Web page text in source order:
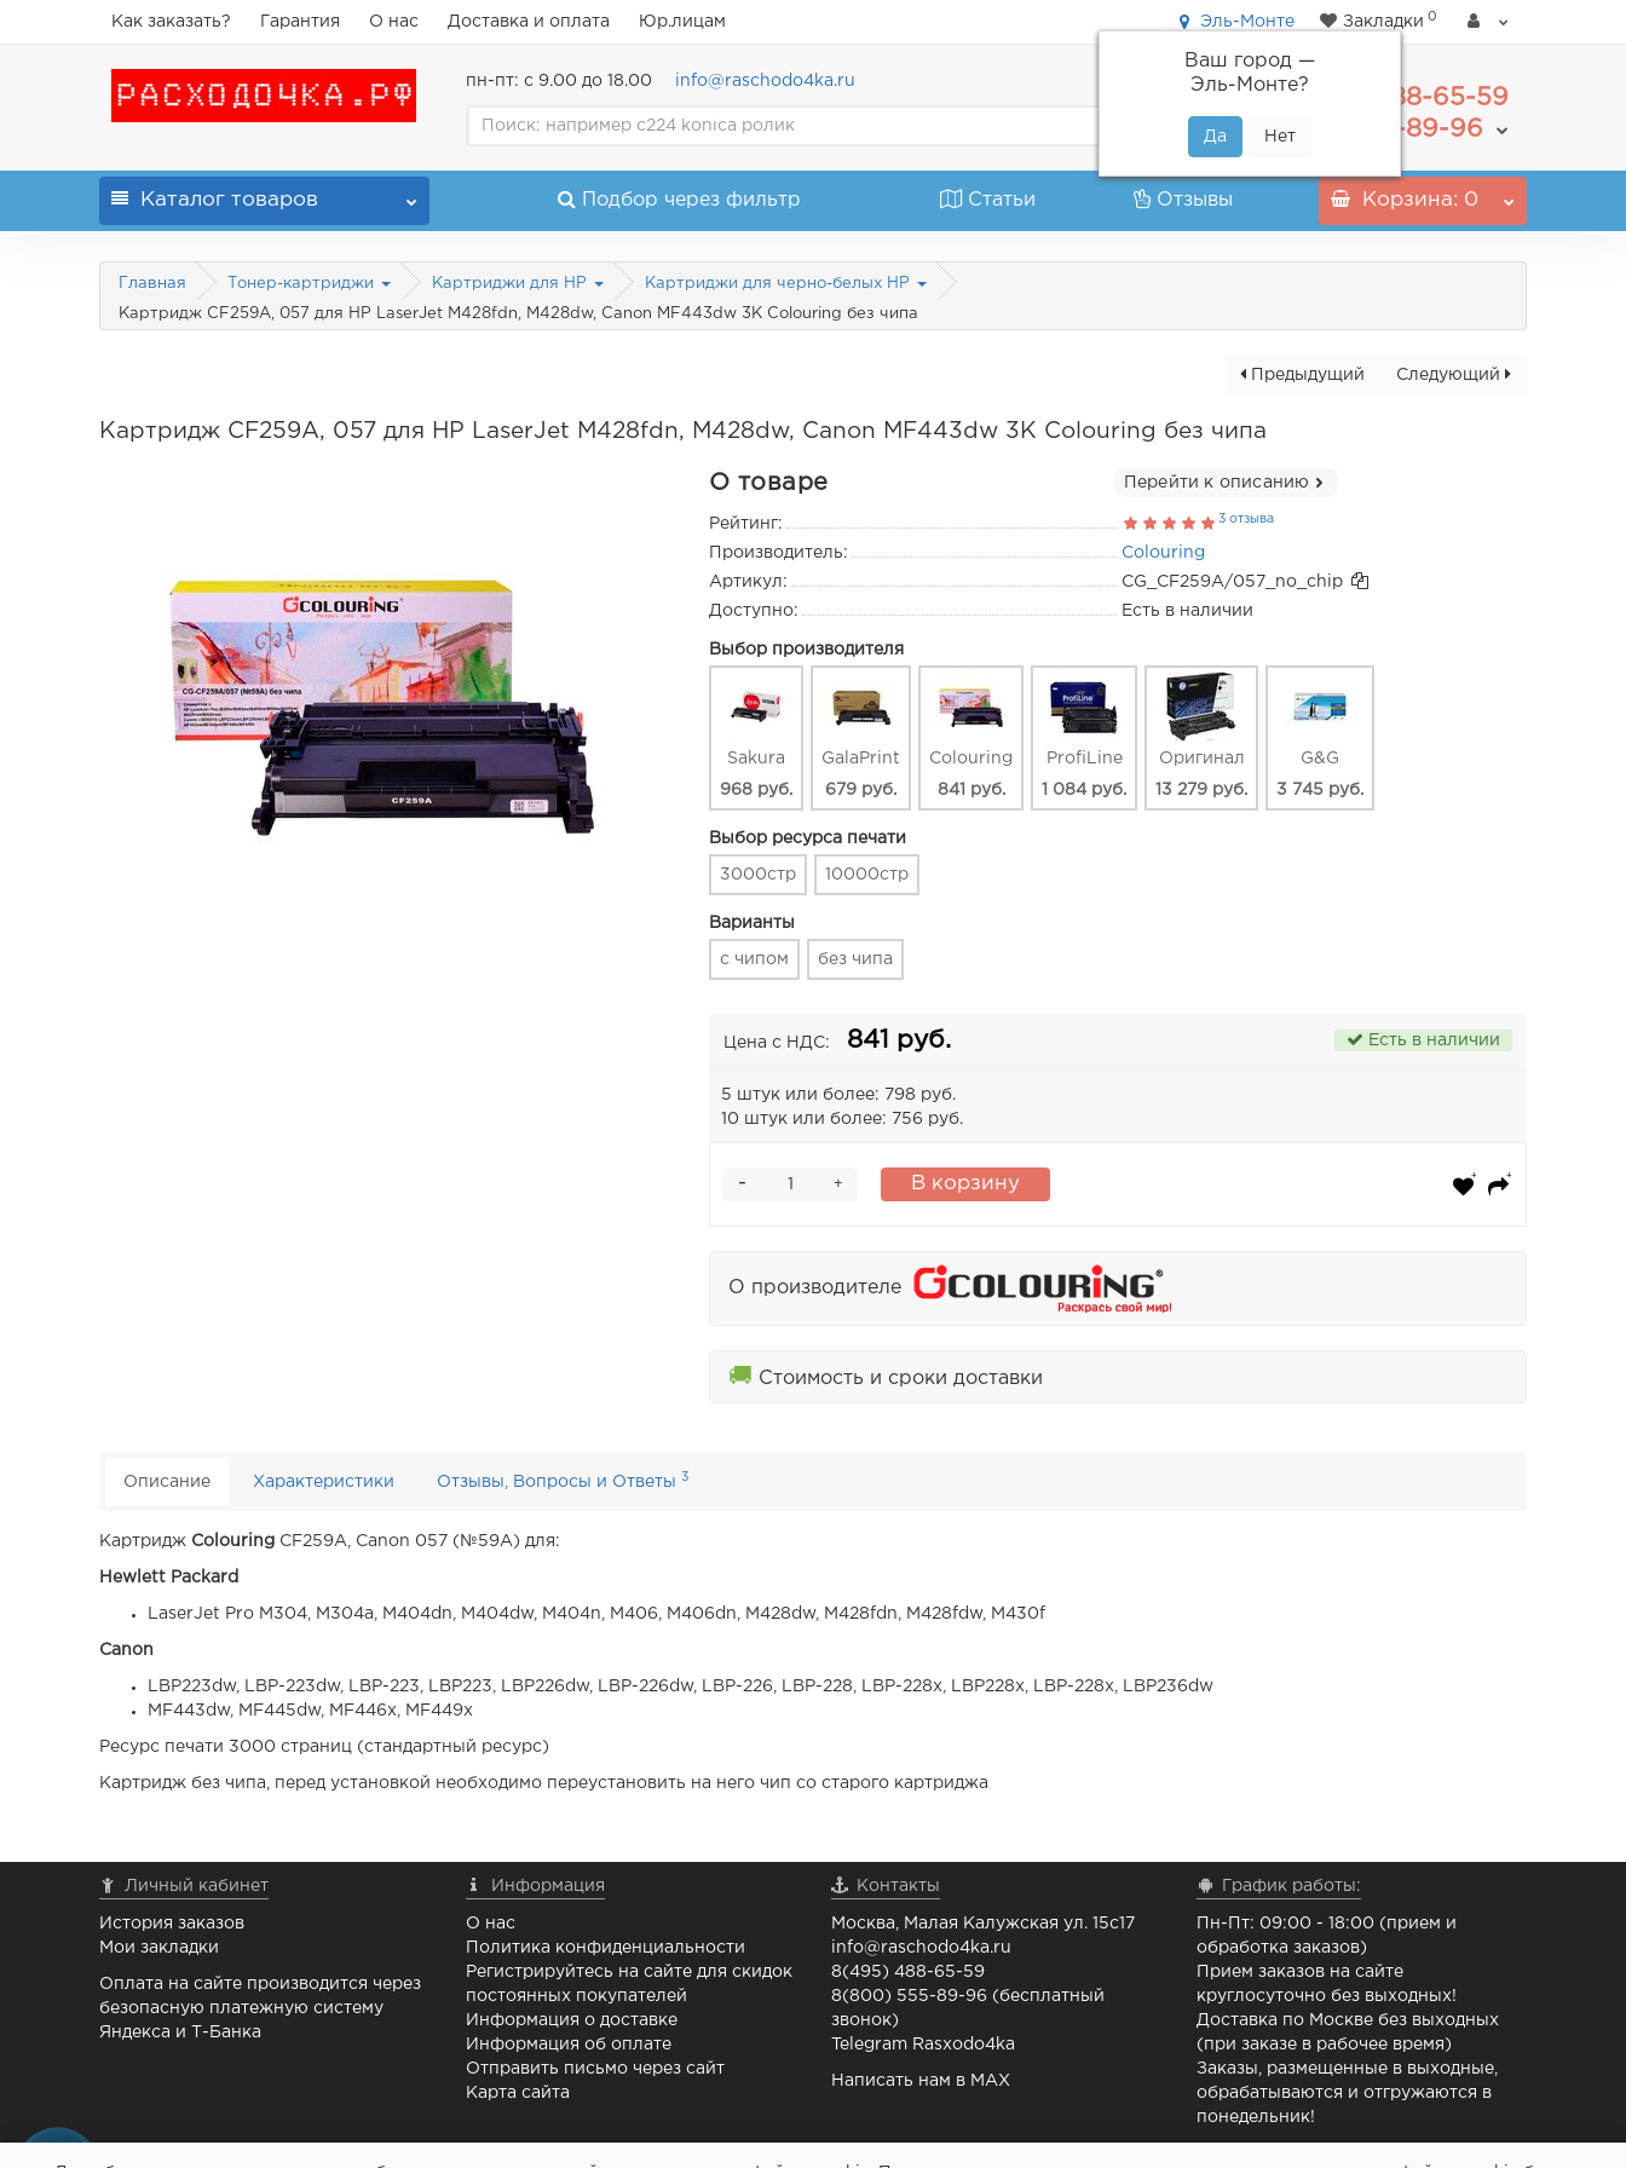
Как заказать? Гарантия О нас Доставка и оплата Юр.лицам Эль-Монте
Ваш город —
Эль-Монте?
Закладки 0
пн-пт: с 9.00 до 18.00 info@raschodo4ka.ru
488-65-59
+7(800) 555-89-96
Каталог товаров Подбор через фильтр Статьи Отзывы Корзина: 0
Главная Тонер-картриджи Картриджи для HP Картриджи для черно-белых HP
Картридж CF259A, 057 для HP LaserJet M428fdn, M428dw, Canon MF443dw 3K Colouring без чипа
Следующий
Предыдущий
Картридж CF259A, 057 для HP LaserJet M428fdn, M428dw, Canon MF443dw 3K Colouring без чипа
О товаре Перейти к описанию
Рейтинг: 3 отзыва
Производитель:
Colouring
Артикул:
CG_CF259A/057_no_chip
Доступно:
Есть в наличии
Выбор производителя
Sakura
968 руб.
GalaPrint
679 руб.
Colouring
841 руб.
ProfiLine
1 084 руб.
Оригинал
13 279 руб.
G&G
3 745 руб.
Выбор ресурса печати
3000стр 10000стр
Варианты
с чипом без чипа
Цена с НДС: 841 руб. Есть в наличии
5 штук или более: 798 руб.
10 штук или более: 756 руб.
+
- В корзину
О производителе
🚚 Стоимость и сроки доставки
Описание Характеристики Отзывы, Вопросы и Ответы3
Картридж Colouring CF259A, Canon 057 (№59A) для:
Hewlett Packard
LaserJet Pro M304, M304a, M404dn, M404dw, M404n, M406, M406dn, M428dw, M428fdn, M428fdw, M430f
Canon
LBP223dw, LBP-223dw, LBP-223, LBP223, LBP226dw, LBP-226dw, LBP-226, LBP-228, LBP-228x, LBP228x, LBP-228x, LBP236dw
MF443dw, MF445dw, MF446x, MF449x
Ресурс печати 3000 страниц (стандартный ресурс)
Картридж без чипа, перед установкой необходимо переустановить на него чип со старого картриджа
Личный кабинет
История заказов
Мои закладки
Оплата на сайте производится через
безопасную платежную систему
Яндекса и Т-Банка
Информация
О нас
Политика конфиденциальности
Регистрируйтесь на сайте для скидок
постоянных покупателей
Информация о доставке
Информация об оплате
Отправить письмо через сайт
Карта сайта
Контакты
Москва, Малая Калужская ул. 15с17
info@raschodo4ka.ru
8(495) 488-65-59
8(800) 555-89-96 (бесплатный
звонок)
Telegram Rasxodo4ka
Написать нам в MAX
График работы:
Пн-Пт: 09:00 - 18:00 (прием и
обработка заказов)
Прием заказов на сайте
круглосуточно без выходных!
Доставка по Москве без выходных
(при заказе в рабочее время)
Заказы, размещенные в выходные,
обрабатываются и отгружаются в
понедельник!